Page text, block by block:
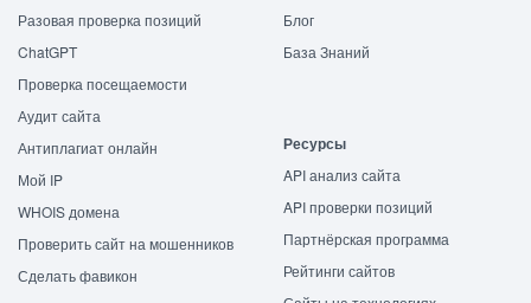
Разовая проверка позиций
ChatGPT
Проверка посещаемости
Аудит сайта
Антиплагиат онлайн
Мой IP
WHOIS домена
Проверить сайт на мошенников
Сделать фавикон
Блог
База Знаний
Ресурсы
API анализ сайта
API проверки позиций
Партнёрская программа
Рейтинги сайтов